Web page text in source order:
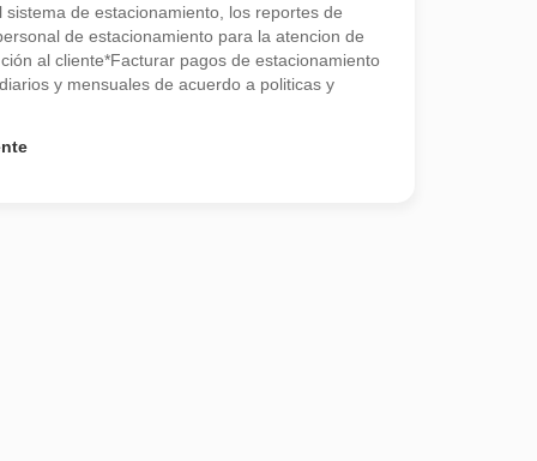
de estacionamiento, los reportes de
de estacionamiento para la atencion de
al cliente*Facturar pagos de estacionamiento
y mensuales de acuerdo a politicas y